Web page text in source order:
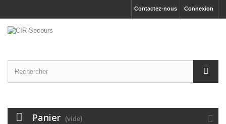
Connexion
Contactez-nous
Panier (vide)